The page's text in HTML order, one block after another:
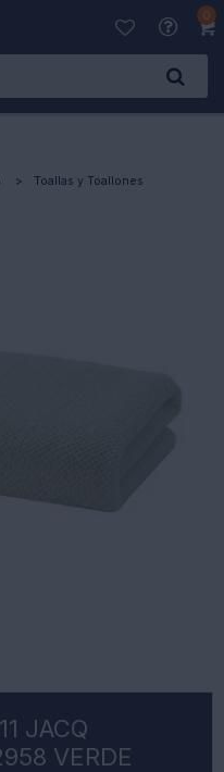
0
Toallas y Toallones
JACQ
VERDE